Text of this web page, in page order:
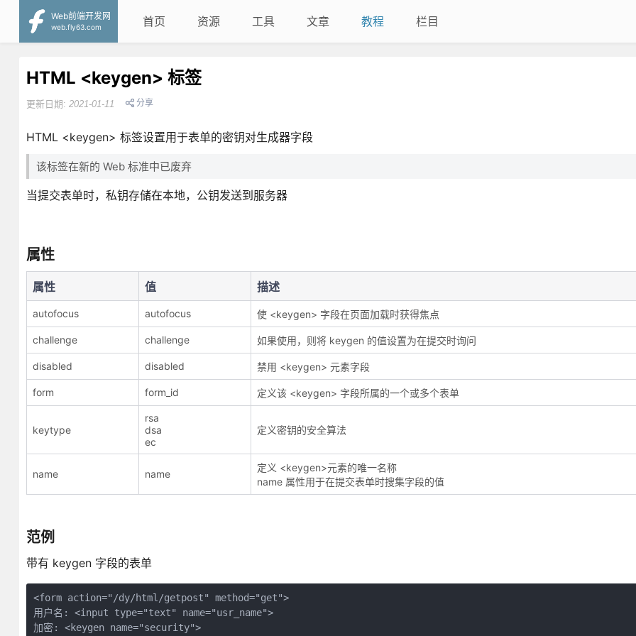
Web前端开发网
web.fly63.com
首页 资源 工具 文章 教程 栏目
HTML <keygen> 标签
更新日期: 2021-01-11 分享
HTML <keygen> 标签设置用于表单的密钥对生成器字段
该标签在新的 Web 标准中已废弃
当提交表单时，私钥存储在本地，公钥发送到服务器
属性
属性 值 描述
autofocus autofocus 使 <keygen> 字段在页面加载时获得焦点
challenge challenge 如果使用，则将 keygen 的值设置为在提交时询问
disabled disabled 禁用 <keygen> 元素字段
form form_id 定义该 <keygen> 字段所属的一个或多个表单
keytype
rsa
dsa
ec
定义密钥的安全算法
name name
定义 <keygen>元素的唯一名称
name 属性用于在提交表单时搜集字段的值
范例
带有 keygen 字段的表单
<form action="/dy/html/getpost" method="get">
用户名: <input type="text" name="usr_name">
加密: <keygen name="security">